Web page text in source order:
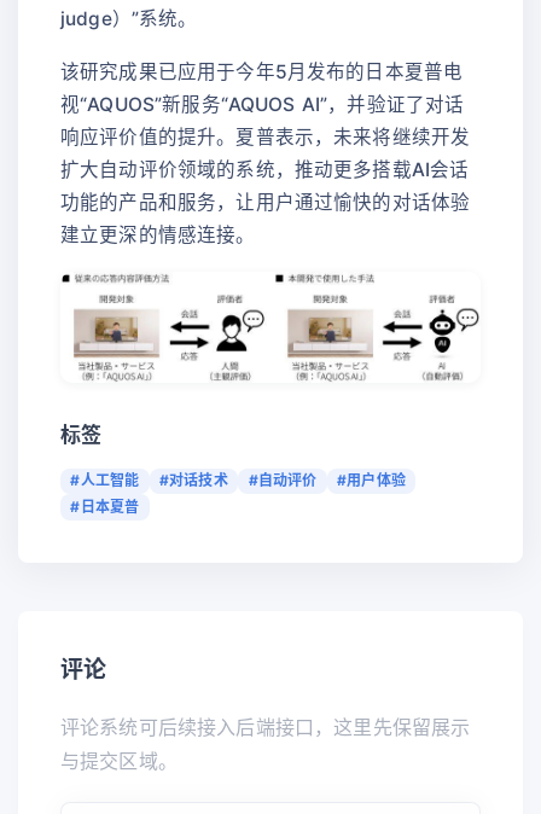
judge）”系统。
该研究成果已应用于今年5月发布的日本夏普电
视“AQUOS”新服务“AQUOS AI”，并验证了对话
响应评价值的提升。夏普表示，未来将继续开发
扩大自动评价领域的系统，推动更多搭载AI会话
功能的产品和服务，让用户通过愉快的对话体验
建立更深的情感连接。
标签
#人工智能 #对话技术 #自动评价
#用户体验
#日本夏普
评论
评论系统可后续接入后端接口，这里先保留展示
与提交区域。